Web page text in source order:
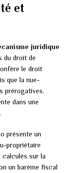
et
juridique
du droit de
le droit
que la nue-
prérogatives.
dans une
présente un
propriétaire
sur la
un barème fiscal